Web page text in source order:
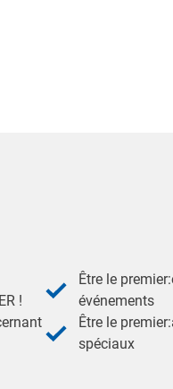
!
Être le
événements
Être le
spéciaux